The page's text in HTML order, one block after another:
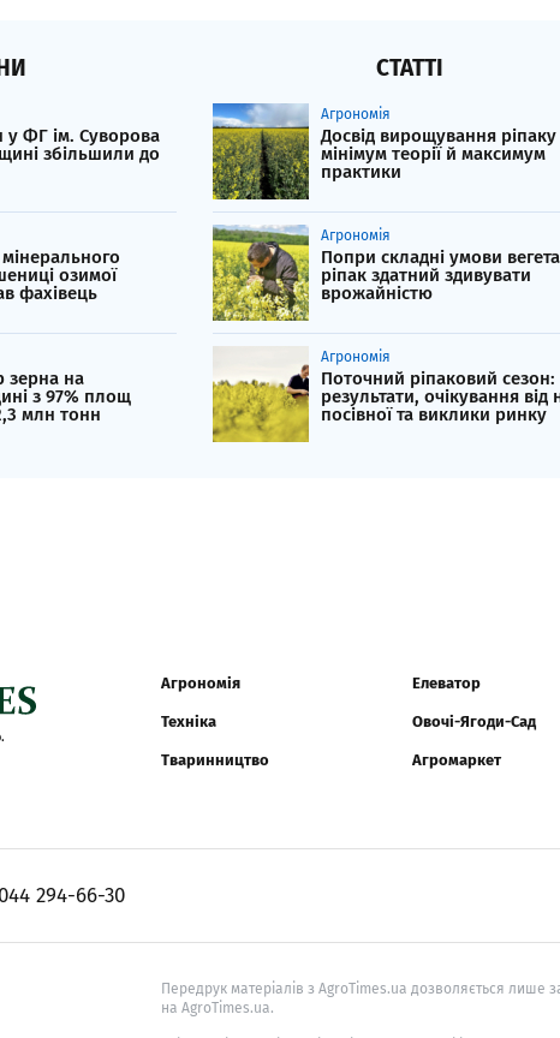
ФГ ім. Суворова
збільшили до
озимої
фахівець
зерна на
з 97% площ
млн тонн
СТАТТІ
Агрономія
Досвід вирощування
мінімум теорії й максимум
практики
Агрономія
Попри складні умови
ріпак здатний здивувати
врожайністю
Агрономія
Поточний ріпаковий сезон:
результати, очікування від
посівної та виклики ринку
Агрономія
Техніка
Тваринництво
Елеватор
Овочі-Ягоди-Сад
Агромаркет
294-66-30
Передрук матеріалів з AgroTimes.ua дозволяється лише
на AgroTimes.ua.